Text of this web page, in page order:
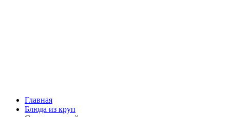
Главная
Блюда из круп